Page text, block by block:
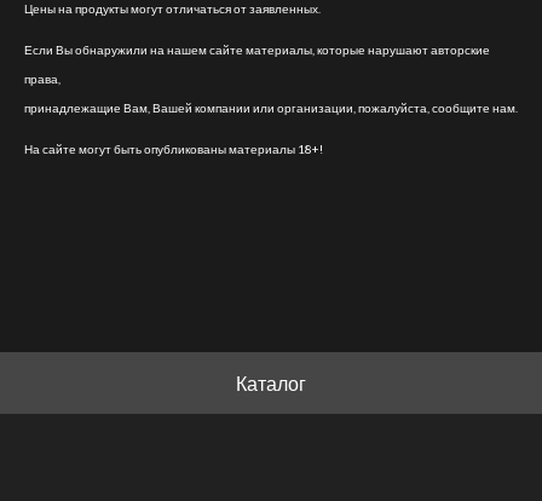
Цены на продукты могут отличаться от заявленных.
Если Вы обнаружили на нашем сайте материалы, которые нарушают авторские
права,
принадлежащие Вам, Вашей компании или организации, пожалуйста, сообщите нам.
На сайте могут быть опубликованы материалы 18+!
Каталог